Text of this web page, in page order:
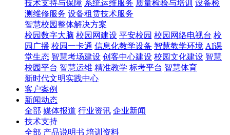
技术支持与保障 系统运维服务 质量检验与培训 设备检
测维修服务 设备租赁技术服务
智慧校园整体解决方案
校园数字大脑 校园网建设 平安校园 校园网络电视台 校
园广播 校园一卡通 信息化教学设备 智慧教学环境 AI课
堂生态 智慧考场建设 创客中心建设 校园文化建设 智慧
校园平台 智慧运维 精准教学 标考平台 智慧体育
新时代文明实践中心
客户案例
新闻动态
全部 媒体报道 行业资讯 企业新闻
技术支持
全部 产品说明书 培训资料